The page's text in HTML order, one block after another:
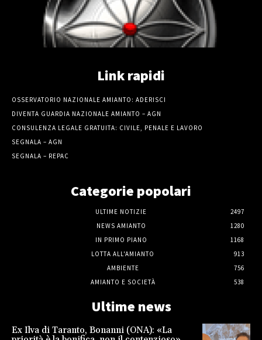
Link rapidi
OSSERVATORIO NAZIONALE AMIANTO: ADERISCI
DIVENTA GUARDIA NAZIONALE AMIANTO – AGN
CONSULENZA LEGALE GRATUITA: CIVILE, PENALE E LAVORO
SEGNALA – AGN
SEGNALA – REPAC
Categorie popolari
ULTIME NOTIZIE
2497
NEWS AMIANTO
1280
IN PRIMO PIANO
1168
LOTTA ALL'AMIANTO
913
AMBIENTE
756
AMIANTO E SOCIETÀ
538
Ultime news
Ex Ilva di Taranto, Bonanni (ONA): «La